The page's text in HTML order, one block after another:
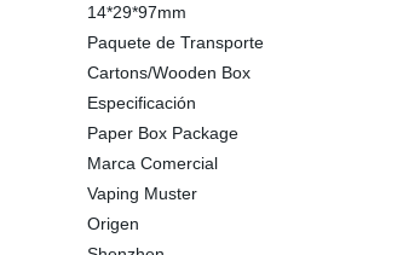
14*29*97mm
Paquete de Transporte
Cartons/Wooden Box
Especificación
Paper Box Package
Marca Comercial
Vaping Muster
Origen